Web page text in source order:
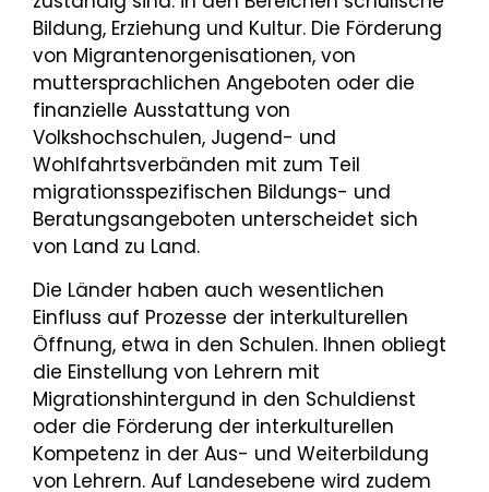
Bildung, Erziehung und Kultur. Die Förderung
von Migrantenorgenisationen, von
muttersprachlichen Angeboten oder die
finanzielle Ausstattung von
Volkshochschulen, Jugend- und
Wohlfahrtsverbänden mit zum Teil
migrationsspezifischen Bildungs- und
Beratungsangeboten unterscheidet sich
von Land zu Land.
Die Länder haben auch wesentlichen
Einfluss auf Prozesse der interkulturellen
Öffnung, etwa in den Schulen. Ihnen obliegt
die Einstellung von Lehrern mit
Migrationshintergund in den Schuldienst
oder die Förderung der interkulturellen
Kompetenz in der Aus- und Weiterbildung
von Lehrern. Auf Landesebene wird zudem